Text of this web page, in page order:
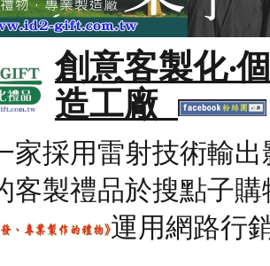
創意客製化‧
造工廠
家採用雷射技術輸
客製禮品於搜點子
運用網路行